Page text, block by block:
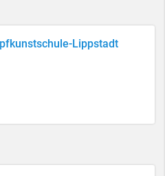
Lippstadt